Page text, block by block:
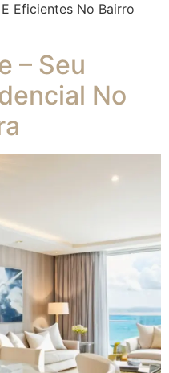
Eficientes No Bairro
– Seu
No